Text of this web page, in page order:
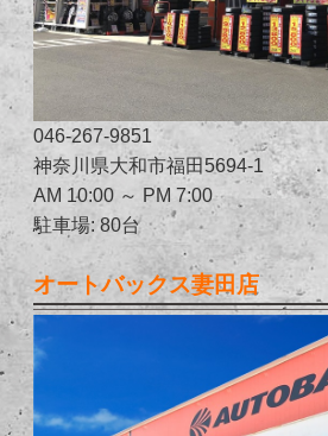
046-267-9851
神奈川県大和市福田5694-1
AM 10:00 ～ PM 7:00
駐車場: 80台
オートバックス妻田店